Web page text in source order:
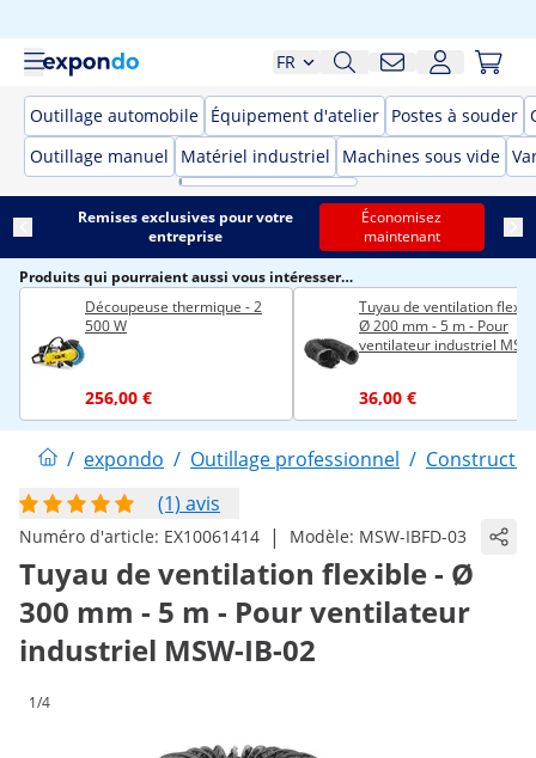
FR
Outillage automobile Équipement d'atelier Postes à souder
Outillage manuel
Matériel industriel Machines sous vide
Remises exclusives pour votre
entreprise
Économisez
maintenant
Produits qui pourraient aussi vous intéresser…
Découpeuse thermique - 2
500 W
256,00 €
Tuyau de ventilation
Ø 200 mm - 5 m - Pour
ventilateur industriel
36,00 €
/ expondo / Outillage professionnel /
(1) avis
Numéro d'article: EX10061414 | Modèle: MSW-IBFD-03
Tuyau de ventilation flexible - Ø
300 mm - 5 m - Pour ventilateur
industriel MSW-IB-02
1/4